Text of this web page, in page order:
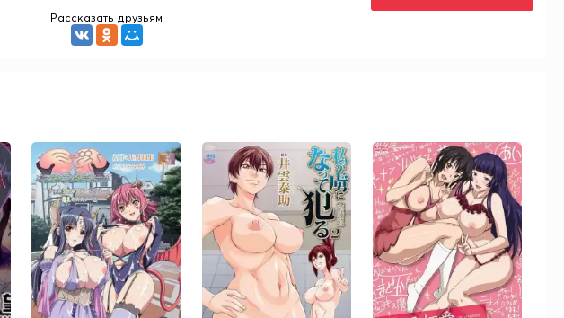
Рассказать друзьям